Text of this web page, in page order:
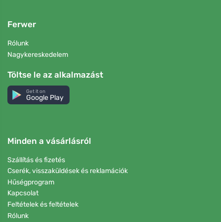
Ferwer
Rólunk
Nagykereskedelem
Töltse le az alkalmazást
Get it on
Google Play
Minden a vásárlásról
Szállítás és fizetés
Cserék, visszaküldések és reklamációk
Hűségprogram
Kapcsolat
Feltételek és feltételek
Rólunk